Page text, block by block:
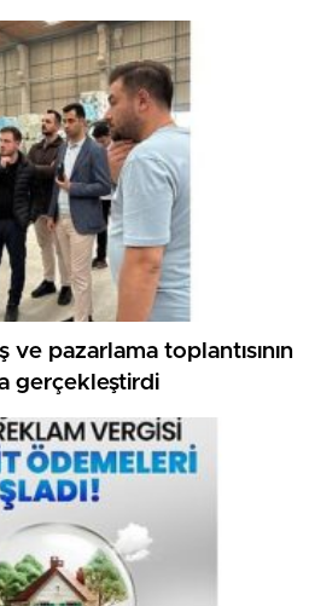
ve pazarlama toplantısının
gerçekleştirdi